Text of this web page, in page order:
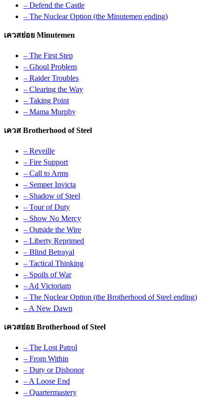
– Defend the Castle
– The Nuclear Option (the Minutemen ending)
เควสย่อย Minutemen
– The First Step
– Ghoul Problem
– Raider Troubles
– Clearing the Way
– Taking Point
– Mama Murphy
เควส Brotherhood of Steel
– Reveille
– Fire Support
– Call to Arms
– Semper Invicta
– Shadow of Steel
– Tour of Duty
– Show No Mercy
– Outside the Wire
– Liberty Reprimed
– Blind Betrayal
– Tactical Thinking
– Spoils of War
– Ad Victoriam
– The Nuclear Option (the Brotherhood of Steel ending)
– A New Dawn
เควสย่อย Brotherhood of Steel
– The Lost Patrol
– From Within
– Duty or Dishonor
– A Loose End
– Quartermastery